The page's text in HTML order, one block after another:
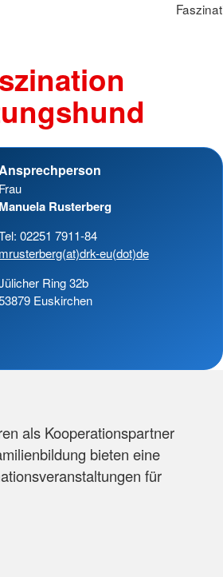
Frau
Manuela Rusterberg
02251 7911-84
mrusterberg(at)drk-eu(dot)de
Ring 32b
Euskirchen
als Kooperationspartner
bieten eine
für